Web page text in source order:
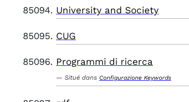
University and Society
CUG
Programmi di ricerca
Situé dans Configurazione Keywords